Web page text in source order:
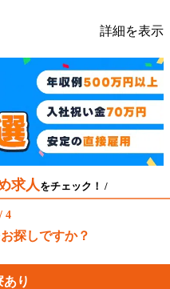
詳細を表示
求人をチェック！ /
4
探しですか？
あり